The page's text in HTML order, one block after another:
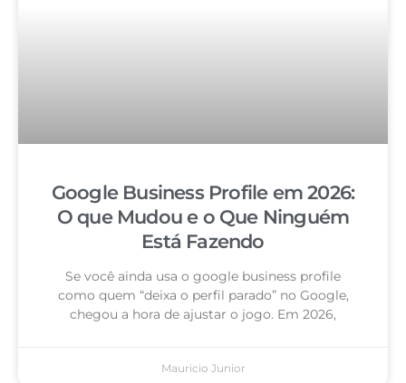
Google Business Profile em 2026:
O que Mudou e o Que Ninguém
Está Fazendo
Se você ainda usa o google business profile
como quem “deixa o perfil parado” no Google,
chegou a hora de ajustar o jogo. Em 2026,
Mauricio Junior